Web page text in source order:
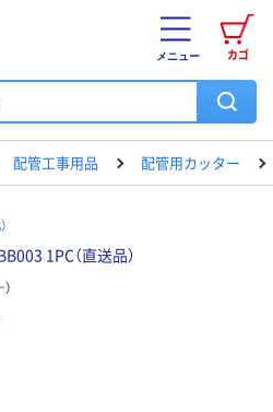
カゴ
メニュー
配管工事用品 配管用カッター
1PC（直送品）
）